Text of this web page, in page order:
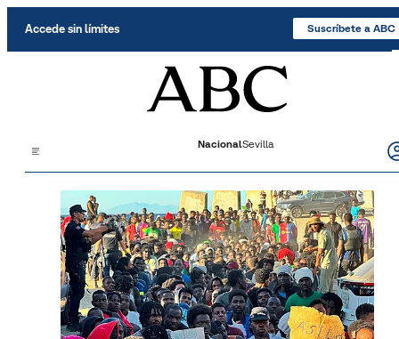
Accede sin límites Suscríbete a ABC
NacionalSevilla